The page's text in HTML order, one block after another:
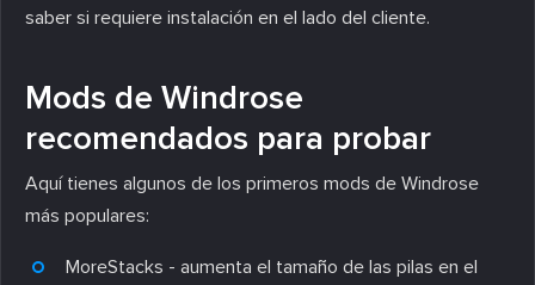
saber si requiere instalación en el lado del cliente.
Mods de Windrose
recomendados para probar
Aquí tienes algunos de los primeros mods de Windrose
más populares:
MoreStacks - aumenta el tamaño de las pilas en el